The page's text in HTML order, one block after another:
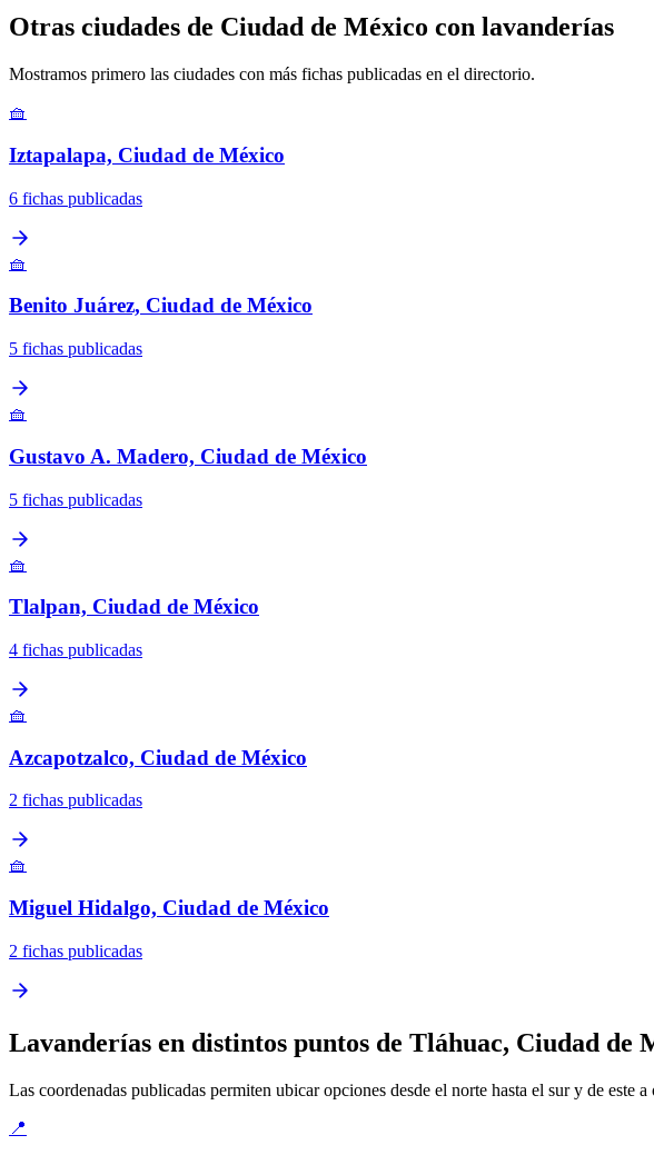
Otras ciudades de Ciudad de México con lavanderías
Mostramos primero las ciudades con más fichas publicadas en el directorio.
🧺
Iztapalapa, Ciudad de México
6 fichas publicadas
🧺
Benito Juárez, Ciudad de México
5 fichas publicadas
🧺
Gustavo A. Madero, Ciudad de México
5 fichas publicadas
🧺
Tlalpan, Ciudad de México
4 fichas publicadas
🧺
Azcapotzalco, Ciudad de México
2 fichas publicadas
🧺
Miguel Hidalgo, Ciudad de México
2 fichas publicadas
Lavanderías en distintos puntos de Tláhuac, Ciudad de
Las coordenadas publicadas permiten ubicar opciones desde el norte hasta el sur y de este
📍